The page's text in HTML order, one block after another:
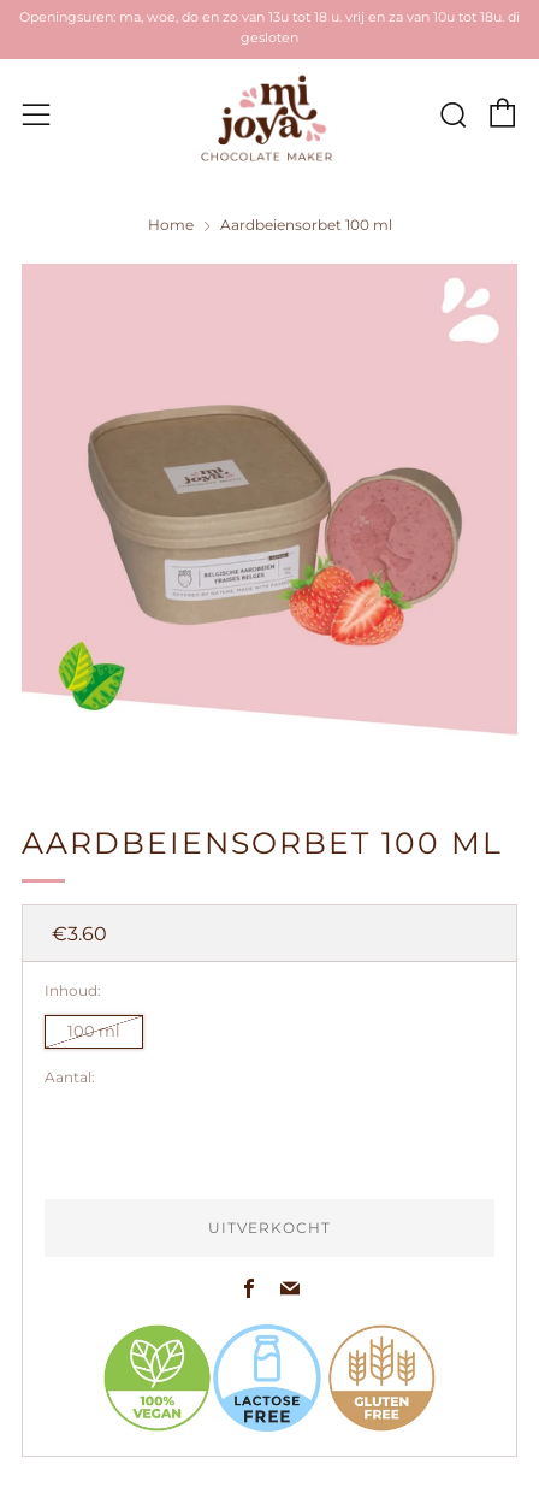
Openingsuren: ma, woe, do en zo van 13u tot 18 u. vrij en za van 10u tot 18u. di
gesloten
Menu Zoek
Home Aardbeiensorbet 100 ml
AARDBEIENSORBET 100 ML
Prijs
€3.60
Inhoud:
100 ml
Aantal:
UITVERKOCHT
Facebook